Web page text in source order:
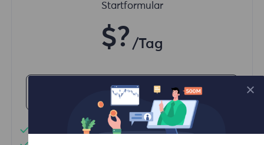
Startformular
$? /Tag
Jetzt kaufen
Unbegrenzte Nutzung von Datenverkehr